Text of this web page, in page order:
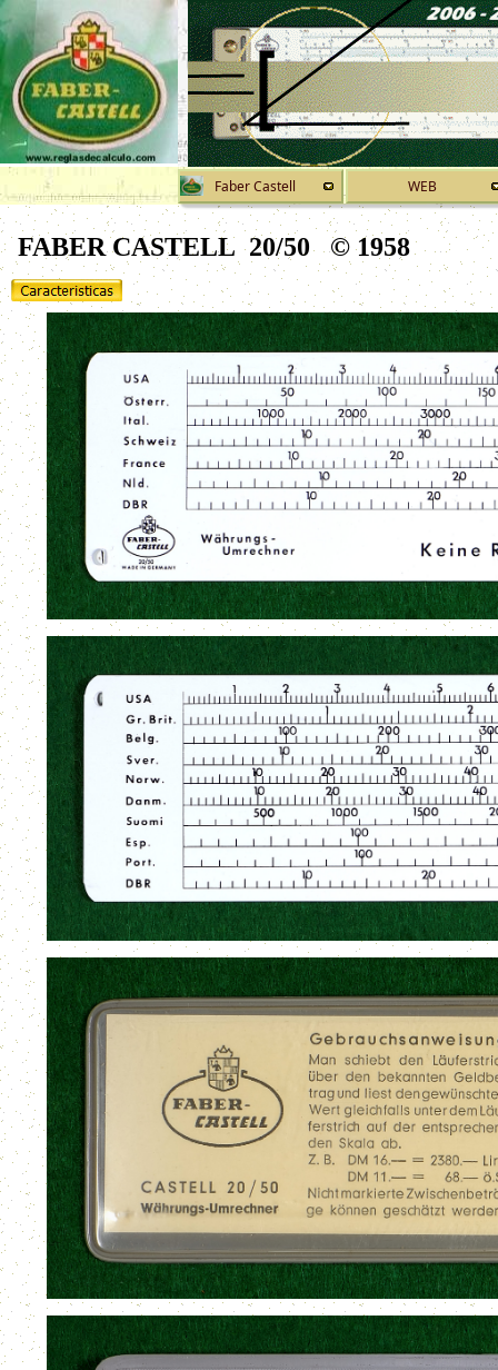
Faber Castell WEB
FABER CASTELL 20/50 ©1958